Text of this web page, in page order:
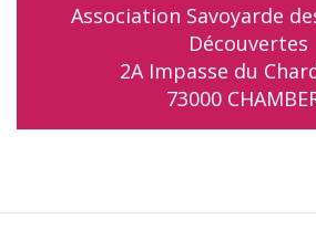
Association Savoyarde
Découvertes
2A Impasse du
73000